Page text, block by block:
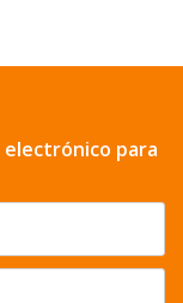
para